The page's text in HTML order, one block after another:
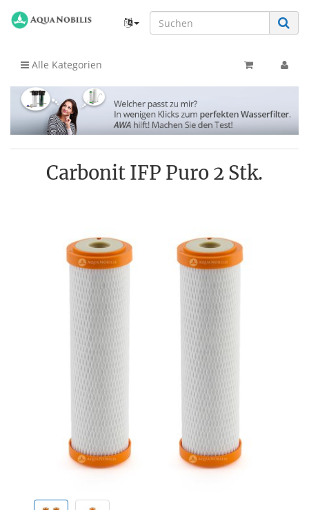
Alle Kategorien
Carbonit IFP Puro 2 Stk.